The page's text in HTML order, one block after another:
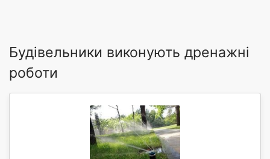
Будівельники виконують дренажні
роботи